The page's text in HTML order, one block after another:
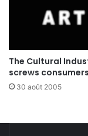
The Cultural
screws
30 août 2005